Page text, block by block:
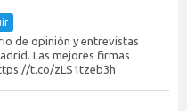
de opinión y entrevistas
Las mejores firmas
t.co/zLS1tzeb3h